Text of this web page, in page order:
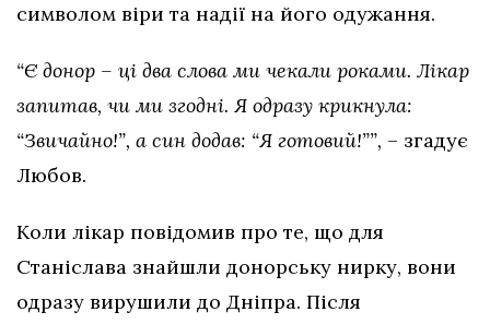
символом віри та надії на його одужання.
“Є донор – ці два слова ми чекали роками. Лікар
запитав, чи ми згодні. Я одразу крикнула:
“Звичайно!”, а син додав: “Я готовий!””, – згадує
Любов.
Коли лікар повідомив про те, що для
Станіслава знайшли донорську нирку, вони
одразу вирушили до Дніпра. Після